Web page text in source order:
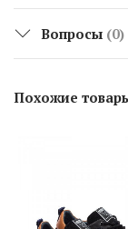
Вопросы (0)
Похожие